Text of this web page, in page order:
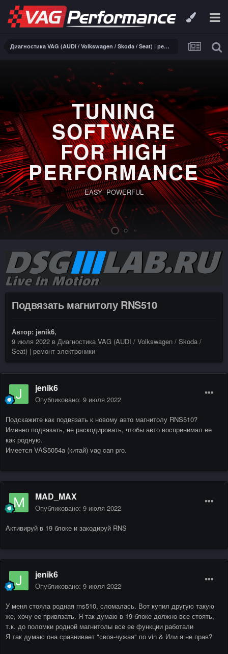
Диагностика VAG (AUDI / Volkswagen / Skoda / Seat) | ремонт электроники
TUNING
SOFTWARE
FOR HIGH
PERFORMANCE
EASY POWERFUL
Подвязать магнитолу RNS510
Автор: jenik6,
9 июля 2022 в Диагностика VAG (AUDI / Volkswagen / Skoda /
Seat) | ремонт электроники
jenik6
Опубликовано: 9 июля 2022
Подскажите как подвязать к новому авто магнитолу RNS510?
Именно подвязать, не раскодировать, чтобы авто воспринимал ее
как родную.
Имеется VAS5054a (китай) vag can pro.
MAD_MAX
Опубликовано: 9 июля 2022
Активируй в 19 блоке и закодируй RNS
jenik6
Опубликовано: 9 июля 2022
У меня стояла родная rns510, сломалась. Вот купил другую такую
же, хочу ее привязать. Я так думаю в 19 блоке должно все стоять,
т.к. до поломки родной магнитолы все ее функции работали
Я так думаю она сравнивает "своя-чужая" по vin & Или я не прав?